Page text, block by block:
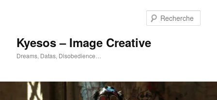
Kyesos – Image Creative
Dreams, Datas, Disobedience…